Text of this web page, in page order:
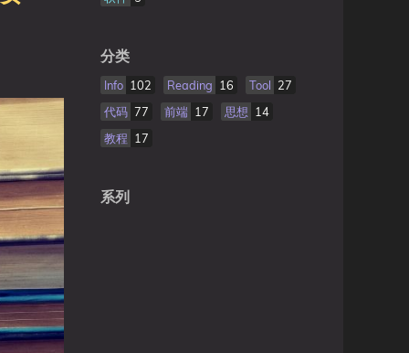
分类
Info 102 Reading 16 Tool 27
代码 77 前端 17 思想 14
教程 17
系列